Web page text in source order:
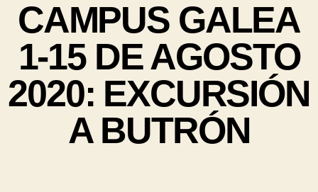
CAMPUS GALEA
1-15 DE AGOSTO
2020: EXCURSIÓN
A BUTRÓN